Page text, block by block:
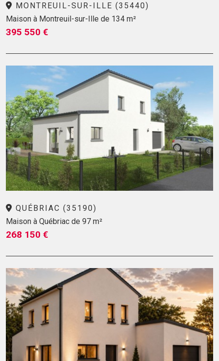
MONTREUIL-SUR-ILLE (35440)
Maison à Montreuil-sur-Ille de 134 m²
395 550 €
QUÉBRIAC (35190)
Maison à Québriac de 97 m²
268 150 €